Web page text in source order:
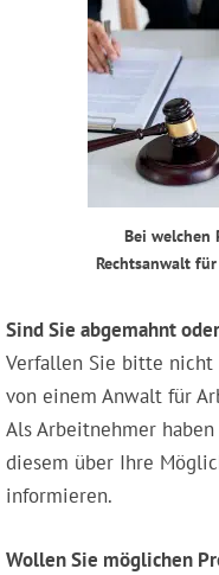
Bei welchen
Rechtsanwalt
Sind Sie abgemahnt
Verfallen Sie bitte nicht
von einem Anwalt für
Als Arbeitnehmer
diesem über Ihre
informieren.
Wollen Sie möglichen